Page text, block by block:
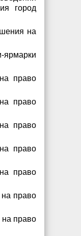
город
на
право
право
право
право
право
право
на право